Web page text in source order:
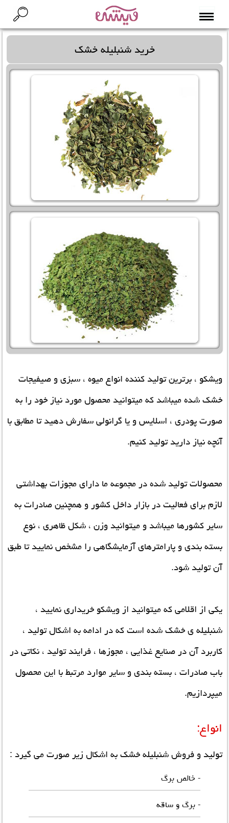
خرید شنبلیله خشک
ویشکو ، برترین تولید کننده انواع میوه ، سبزی و صیفیجات
خشک شده میباشد که میتوانید محصول مورد نیاز خود را به
صورت پودری ، اسلایس و یا گرانولی سفارش دهید تا مطابق با
آنچه نیاز دارید تولید کنیم.
محصولات تولید شده در مجموعه ما دارای مجوزات بهداشتی
لازم برای فعالیت در بازار داخل کشور و همچنین صادرات به
سایر کشورها میباشد و میتوانید وزن ، شکل ظاهری ، نوع
بسته بندی و پارامترهای آزمایشگاهی را مشخص نمایید تا طبق
آن تولید شود.
یکی از اقلامی که میتوانید از ویشکو خریداری نمایید ،
شنبلیله ی خشک شده است که در ادامه به اشکال تولید ،
کاربرد آن در صنایع غذایی ، مجوزها ، فرایند تولید ، نکاتی در
باب صادرات ، بسته بندی و سایر موارد مرتبط با این محصول
میپردازیم.
انواع:
تولید وفروش شنبلیله خشکبه اشکال زیر صورت می گیرد :
- خالص برگ
- برگ و ساقه